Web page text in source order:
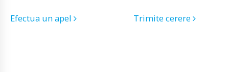
Efectua un apel
Trimite cerere